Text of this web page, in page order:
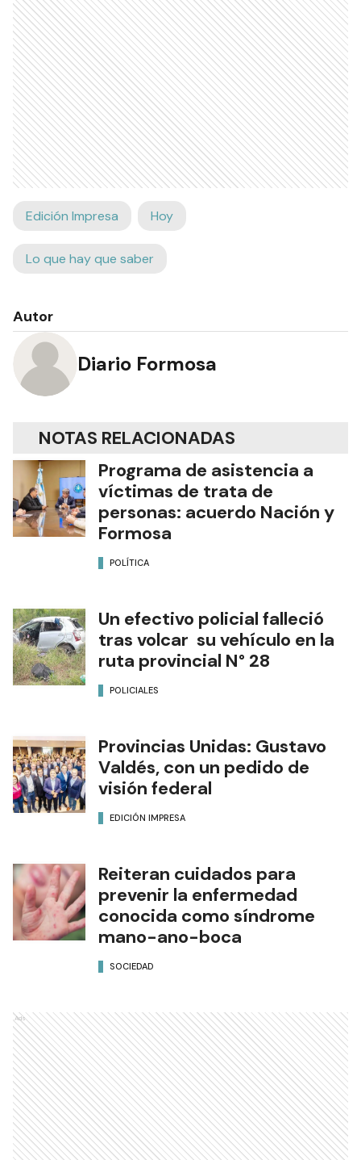
Edición Impresa Hoy
Lo que hay que saber
Autor
Diario Formosa
NOTAS RELACIONADAS
Programa de asistencia a
víctimas de trata de
personas: acuerdo Nación y
Formosa
POLÍTICA
Un efectivo policial falleció
tras volcar su vehículo en la
ruta provincial N° 28
POLICIALES
Provincias Unidas: Gustavo
Valdés, con un pedido de
visión federal
EDICIÓN IMPRESA
Reiteran cuidados para
prevenir la enfermedad
conocida como síndrome
mano-ano-boca
SOCIEDAD
Ads